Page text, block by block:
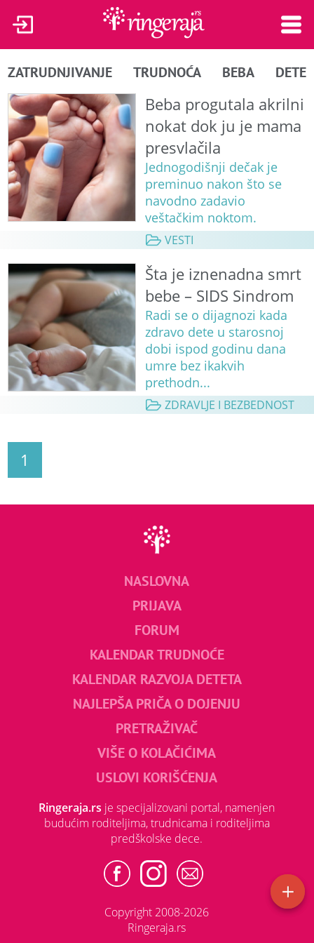
ZATRUDNJIVANJE TRUDNOĆA BEBA DETE
Beba progutala akrilni
nokat dok ju je mama
presvlačila
Jednogodišnji dečak je
preminuo nakon što se
navodno zadavio
veštačkim noktom.
VESTI
Šta je iznenadna smrt
bebe – SIDS Sindrom
Radi se o dijagnozi kada
zdravo dete u starosnoj
dobi ispod godinu dana
umre bez ikakvih
prethodn...
ZDRAVLJE I BEZBEDNOST
1
NASLOVNA
PRIJAVA
FORUM
KALENDAR TRUDNOĆE
KALENDAR RAZVOJA DETETA
NAJLEPŠA PRIČA O DOJENJU
PRETRAŽIVAČ
VIŠE O KOLAČIĆIMA
USLOVI KORIŠĆENJA
Ringeraja.rs je specijalizovani portal, namenjen
budućim roditeljima, trudnicama i roditeljima
predškolske dece.
Copyright 2008-2026
Ringeraja.rs